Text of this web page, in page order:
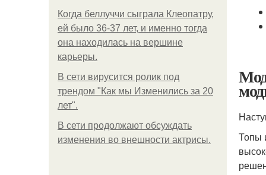
Когда беллуччи сыграла Клеопатру,
ей было 36-37 лет, и именно тогда
она находилась на вершине
карьеры.
В сети вирусится ролик под
трендом "Как мы Изменились за 20
лет".
В сети продолжают обсуждать
изменения во внешности актрисы.
Топы